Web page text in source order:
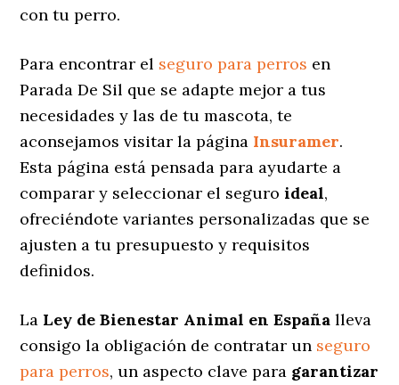
con tu perro.
Para encontrar el seguro para perros en
Parada De Sil que se adapte mejor a tus
necesidades y las de tu mascota, te
aconsejamos visitar la página Insuramer.
Esta página está pensada para ayudarte a
comparar y seleccionar el seguroideal,
ofreciéndote variantes personalizadas que se
ajusten a tu presupuesto y requisitos
definidos.
La Ley de Bienestar Animal en España lleva
consigo la obligación de contratar un seguro
para perros, un aspecto clave para garantizar